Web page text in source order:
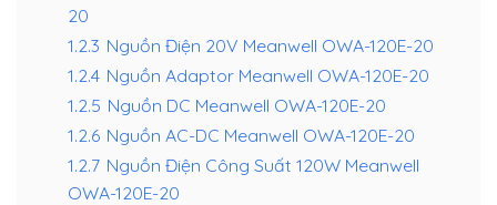
20
1.2.3 Nguồn Điện 20V Meanwell OWA-120E-20
1.2.4 Nguồn Adaptor Meanwell OWA-120E-20
1.2.5 Nguồn DC Meanwell OWA-120E-20
1.2.6 Nguồn AC-DC Meanwell OWA-120E-20
1.2.7 Nguồn Điện Công Suất 120W Meanwell
OWA-120E-20